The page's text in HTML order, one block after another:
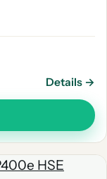
Details →